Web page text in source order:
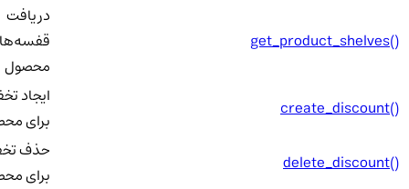
get_product_shelves()
دریافت
محصول
create_discount()
ایجاد
برای
delete_discount()
حذف
برای